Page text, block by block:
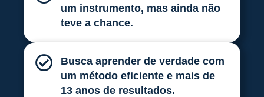
um instrumento, mas ainda não
teve a chance.
Busca aprender de verdade com
um método eficiente e mais de
13 anos de resultados.